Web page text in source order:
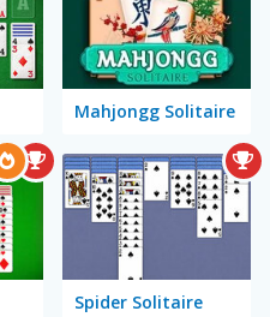
Mahjongg Solitaire
Spider Solitaire